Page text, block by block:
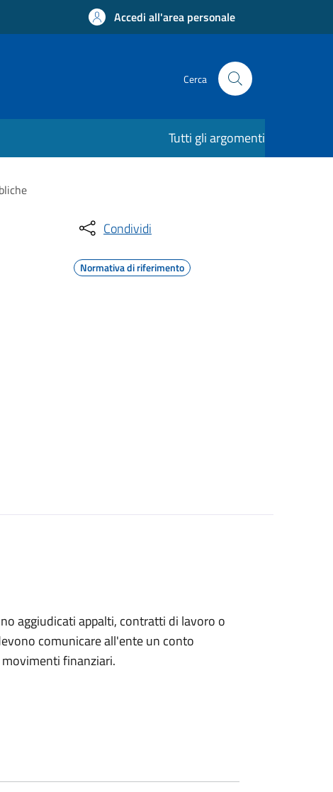
Accedi all'area personale
Cerca
Tutti gli argomenti
Condividi
Normativa di riferimento
aggiudicati appalti, contratti di lavoro o
comunicare all'ente un conto
finanziari.